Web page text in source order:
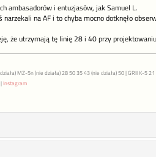
ambasadorów i entuzjasów, jak Samuel L.
na AF i to chyba mocno dotknęło
że utrzymają tę linię 28 i 40 przy projektowaniu
MZ-5n (nie działa) 28 50 35 43 (nie działa) 50 | GRII K-5 21
Instagram